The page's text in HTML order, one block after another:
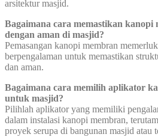
arsitektur masjid.
Bagaimana cara memastikan kanopi
dengan aman di masjid?
Pemasangan kanopi membran
berpengalaman untuk memastikan
dan aman.
Bagaimana cara memilih aplikator
untuk masjid?
Pilihlah aplikator yang memiliki
dalam instalasi kanopi membran,
proyek serupa di bangunan masjid atau